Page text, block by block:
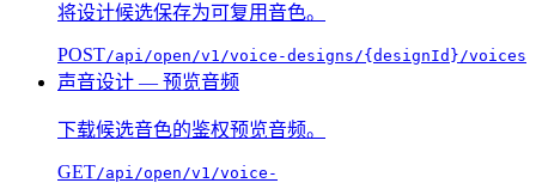
将设计候选保存为可复用音色。
POST/api/open/v1/voice-designs/{designId}/voices
声音设计 — 预览音频
下载候选音色的鉴权预览音频。
GET/api/open/v1/voice-